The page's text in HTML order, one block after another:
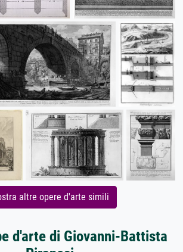
altre opere d'arte simili
d'arte di Giovanni-Battista